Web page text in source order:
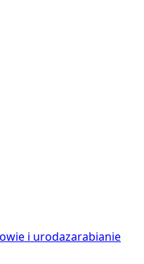
i urodazarabianie